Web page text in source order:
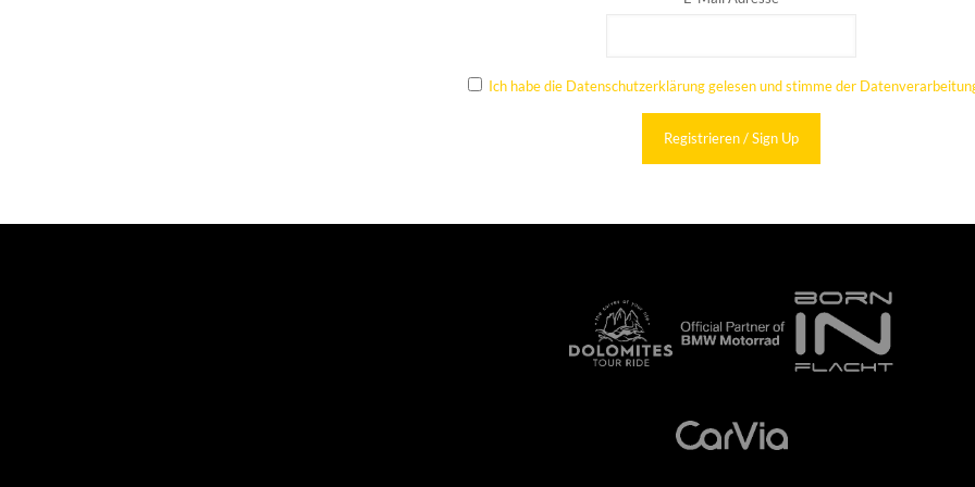
Ich habe die Datenschutzerklärung gelesen und stimme der